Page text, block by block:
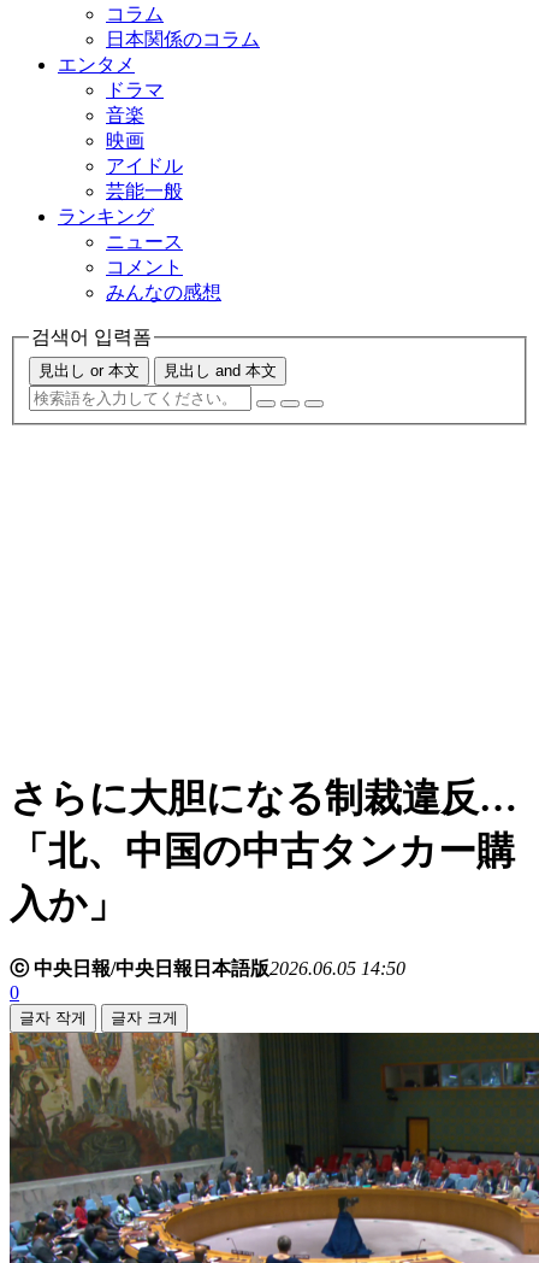
コラム
日本関係のコラム
エンタメ
ドラマ
音楽
映画
アイドル
芸能一般
ランキング
ニュース
コメント
みんなの感想
검색어 입력폼
見出し or 本文 見出し and 本文
さらに大胆になる制裁違反…
「北、中国の中古タンカー購
入か」
ⓒ 中央日報/中央日報日本語版2026.06.05 14:50
0
글자 작게 글자 크게